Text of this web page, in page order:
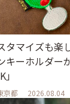
タマイズも楽
キーホルダー
京都 2026.08.04